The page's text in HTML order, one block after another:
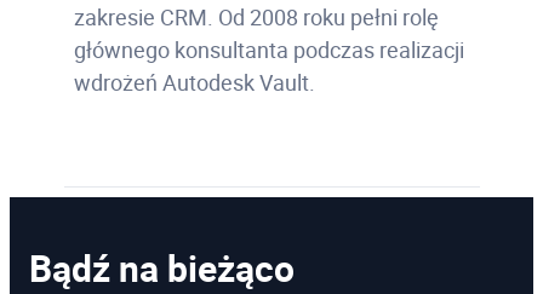
zakresie CRM. Od 2008 roku pełni rolę
głównego konsultanta podczas realizacji
wdrożeń Autodesk Vault.
Bądź na bieżąco